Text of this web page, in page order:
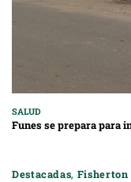
SALUD
Funes se prepara para
Destacadas, Fisherton